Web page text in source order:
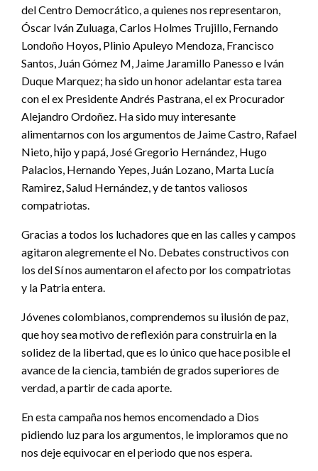
del Centro Democrático, a quienes nos representaron,
Óscar Iván Zuluaga, Carlos Holmes Trujillo, Fernando
Londoño Hoyos, Plinio Apuleyo Mendoza, Francisco
Santos, Juán Gómez M, Jaime Jaramillo Panesso e Iván
Duque Marquez; ha sido un honor adelantar esta tarea
con el ex Presidente Andrés Pastrana, el ex Procurador
Alejandro Ordoñez. Ha sido muy interesante
alimentarnos con los argumentos de Jaime Castro, Rafael
Nieto, hijo y papá, José Gregorio Hernández, Hugo
Palacios, Hernando Yepes, Juán Lozano, Marta Lucía
Ramirez, Salud Hernández, y de tantos valiosos
compatriotas.
Gracias a todos los luchadores que en las calles y campos
agitaron alegremente el No. Debates constructivos con
los del Sí nos aumentaron el afecto por los compatriotas
y la Patria entera.
Jóvenes colombianos, comprendemos su ilusión de paz,
que hoy sea motivo de reflexión para construirla en la
solidez de la libertad, que es lo único que hace posible el
avance de la ciencia, también de grados superiores de
verdad, a partir de cada aporte.
En esta campaña nos hemos encomendado a Dios
pidiendo luz para los argumentos, le imploramos que no
nos deje equivocar en el periodo que nos espera.